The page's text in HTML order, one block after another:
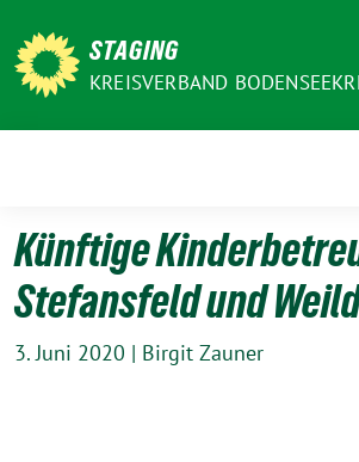
zum
Inhalt
STAGING
KREISVERBAND
Künftige
Stefansfeld und
3. Juni 2020 | Birgit Zauner